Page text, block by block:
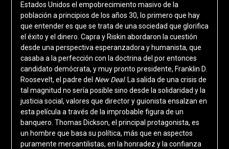
Estados Unidos el empobrecimiento masivo de la
población a principios de los años 30, lo primero que hay
que entender es que se trata de una sociedad que glorifica
el éxito y el dinero. Capra y Riskin abordaron la cuestión
desde una perspectiva esperanzadora y humanista, que
casaba a la perfección con la doctrina del por entonces
candidato demócrata, y muy pronto presidente, Franklin D.
Roosevelt, el padre del New Deal. La salida de una crisis de
tal magnitud no sería posible sino desde la solidaridad y la
justicia social, valores que director y guionista ensalzan en
esta película a través de la improbable figura de un
banquero. Thomas Dickson, el principal protagonista, es
un hombre que basa su política, más que en aspectos
puramente mercantilistas, en la honradez y la confianza